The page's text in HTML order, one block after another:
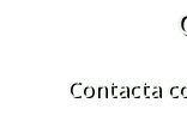
Contacta